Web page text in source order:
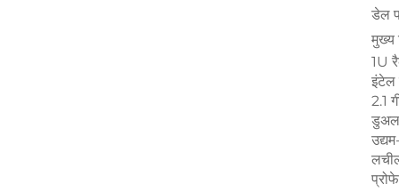
डेल
मुख्य
1U
इंटेल
2.1